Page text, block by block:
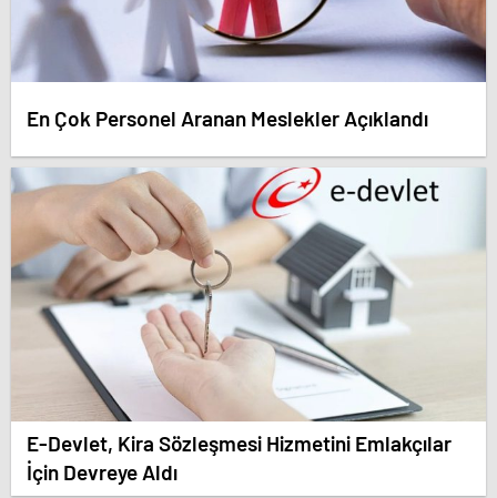
En Çok Personel Aranan Meslekler Açıklandı
E-Devlet, Kira Sözleşmesi Hizmetini Emlakçılar
İçin Devreye Aldı